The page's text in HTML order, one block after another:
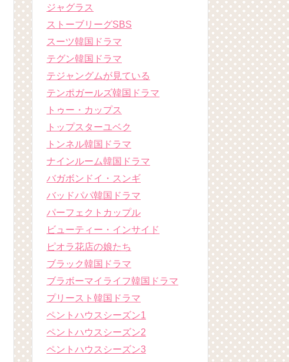
ジャグラス
ストーブリーグSBS
スーツ韓国ドラマ
テグン韓国ドラマ
テジャングムが見ている
テンポガールズ韓国ドラマ
トゥー・カップス
トップスターユベク
トンネル韓国ドラマ
ナインルーム韓国ドラマ
バガボンドイ・スンギ
バッドパパ韓国ドラマ
パーフェクトカップル
ビューティー・インサイド
ピオラ花店の娘たち
ブラック韓国ドラマ
ブラボーマイライフ韓国ドラマ
プリースト韓国ドラマ
ペントハウスシーズン1
ペントハウスシーズン2
ペントハウスシーズン3